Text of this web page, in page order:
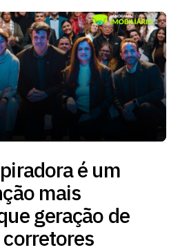
é um
mais
geração de
corretores